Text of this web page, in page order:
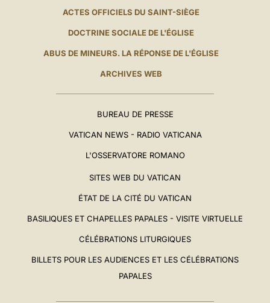
ACTES OFFICIELS DU SAINT-SIÈGE
DOCTRINE SOCIALE DE L'ÉGLISE
ABUS DE MINEURS. LA RÉPONSE DE L'ÉGLISE
ARCHIVES WEB
BUREAU DE PRESSE
VATICAN NEWS - RADIO VATICANA
L'OSSERVATORE ROMANO
SITES WEB DU VATICAN
ÉTAT DE LA CITÉ DU VATICAN
BASILIQUES ET CHAPELLES PAPALES - VISITE VIRTUELLE
CÉLÉBRATIONS LITURGIQUES
BILLETS POUR LES AUDIENCES ET LES CÉLÉBRATIONS
PAPALES